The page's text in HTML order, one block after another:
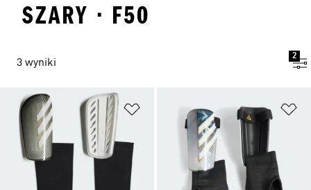
SZARY · F50
3 wyniki
2
Dodaj do listy życzeń